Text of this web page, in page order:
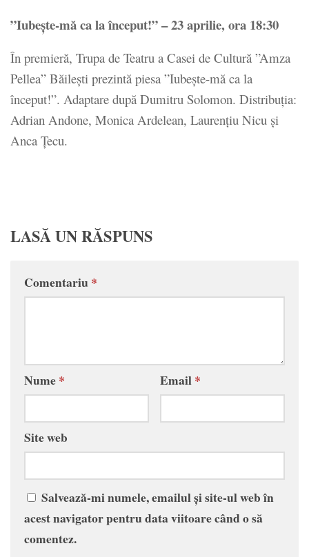
”Iubește-mă ca la început!” – 23 aprilie, ora 18:30
În premieră, Trupa de Teatru a Casei de Cultură ”Amza
Pellea” Băilești prezintă piesa ”Iubește-mă ca la
început!”. Adaptare după Dumitru Solomon. Distribuția:
Adrian Andone, Monica Ardelean, Laurențiu Nicu și
Anca Țecu.
LASĂ UN RĂSPUNS
Comentariu*
Nume* Email*
Site web
Salvează-mi numele, emailul și site-ul web în
acest navigator pentru data viitoare când o să
comentez.